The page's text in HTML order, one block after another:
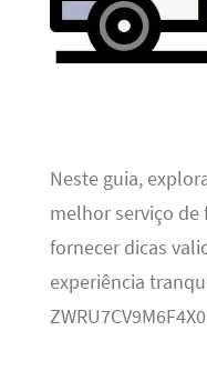
Neste guia,
melhor serviço de
fornecer dicas
experiência